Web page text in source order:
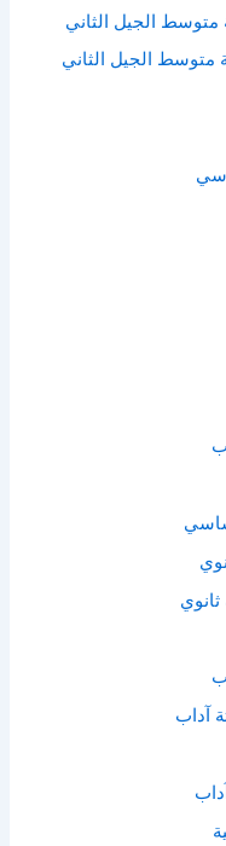
متوسط الجيل الثاني
متوسط الجيل الثاني
آداب